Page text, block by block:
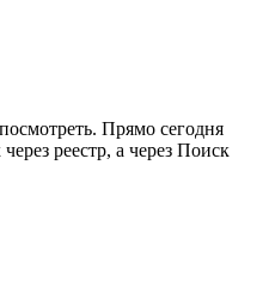
Прямо сегодня
реестр, а через Поиск